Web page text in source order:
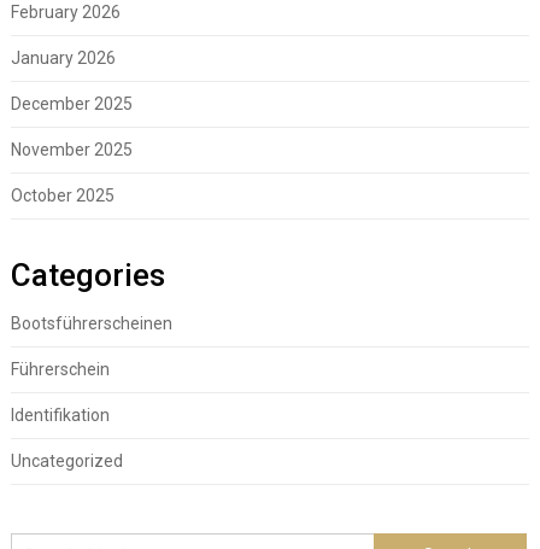
February 2026
January 2026
December 2025
November 2025
October 2025
Categories
Bootsführerscheinen
Führerschein
Identifikation
Uncategorized